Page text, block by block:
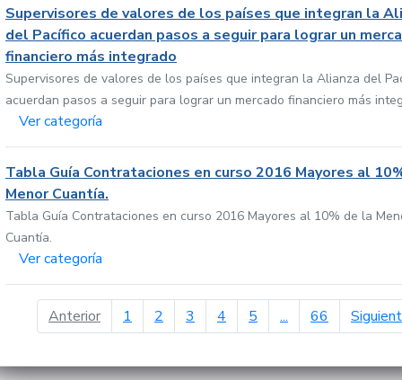
Supervisores de valores de los países que integran la
del Pacífico acuerdan pasos a seguir para lograr un
financiero más integrado
Supervisores de valores de los países que integran la Alianza del
acuerdan pasos a seguir para lograr un mercado financiero más
Ver categoría
Tabla Guía Contrataciones en curso 2016 Mayores al
Menor Cuantía.
Tabla Guía Contrataciones en curso 2016 Mayores al 10% de la
Cuantía.
Ver categoría
Anteriorpágina anterior
1 2 3 4 5 ... 66